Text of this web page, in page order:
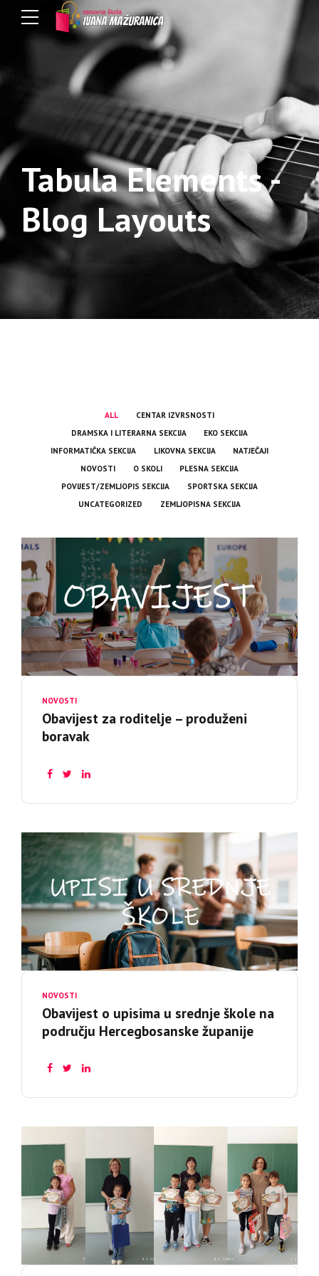
Tabula Elements -
Blog Layouts
ALL
CENTAR IZVRSNOSTI
DRAMSKA I LITERARNA SEKCIJA
EKO SEKCIJA
INFORMATIČKA SEKCIJA
LIKOVNA SEKCIJA
NATJEČAJI
NOVOSTI
O SKOLI
PLESNA SEKCIJA
POVIJEST/ZEMLJOPIS SEKCIJA
SPORTSKA SEKCIJA
UNCATEGORIZED
ZEMLJOPISNA SEKCIJA
NOVOSTI
Obavijest za roditelje – produženi
boravak
NOVOSTI
Obavijest o upisima u srednje škole na
području Hercegbosanske županije